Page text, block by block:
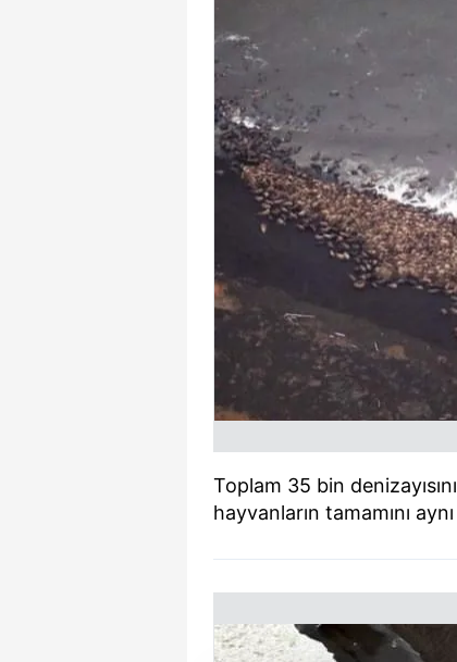
Toplam 35 bin
hayvanların tamamını